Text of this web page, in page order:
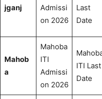
jganj
Admissi
on 2026
Last
Date
Mahob
a
Mahoba
ITI
Admissi
on 2026
ITI Last
Date